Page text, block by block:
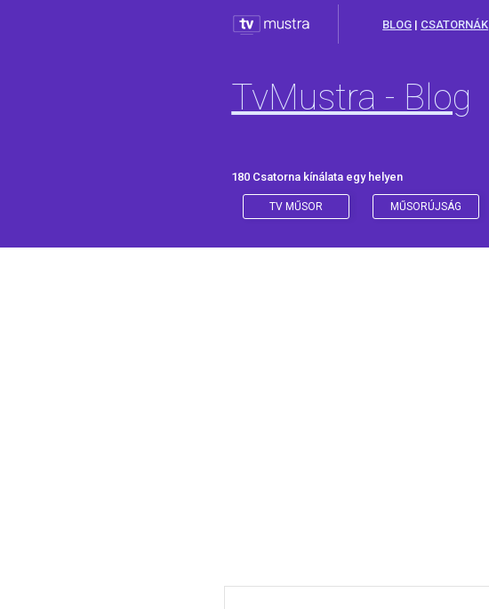
BLOG | CSATORNÁK
TvMustra - Blog
180 Csatorna kínálata egy helyen
TV MŰSOR MŰSORÚJSÁG